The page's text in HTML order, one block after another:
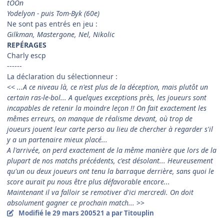
tOOn
Yodelyon - puis Tom-Byk (60e)
Ne sont pas entrés en jeu :
Gilkman, Mastergone, Nel, Nikolic
REPÉRAGES
Charly escp
------
La déclaration du sélectionneur :
<< ...A ce niveau là, ce n'est plus de la déception, mais plutôt un
certain ras-le-bol... A quelques exceptions près, les joueurs sont
incapables de retenir la moindre leçon !! On fait exactement les
mêmes erreurs, on manque de réalisme devant, où trop de
joueurs jouent leur carte perso au lieu de chercher à regarder s'il
y a un partenaire mieux placé...
A l'arrivée, on perd exactement de la même manière que lors de la
plupart de nos matchs précédents, c'est désolant... Heureusement
qu'un ou deux joueurs ont tenu la barraque derrière, sans quoi le
score aurait pu nous être plus défavorable encore...
Maintenant il va falloir se remotiver d'ici mercredi. On doit
absolument gagner ce prochain match... >>
Modifié le 29 mars 200521 a par Titouplin